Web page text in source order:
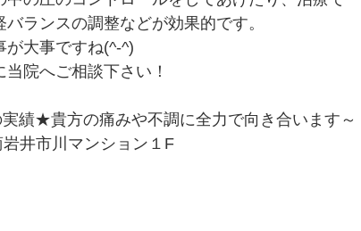
ランスの調整などが効果的です。
が大事ですね(^-^)
院へご相談下さい！
績★貴方の痛みや不調に全力で向き合います～
井市川マンション１F